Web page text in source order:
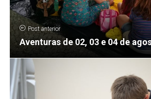
Post anterior
Aventuras de 02, 03 e 04 de